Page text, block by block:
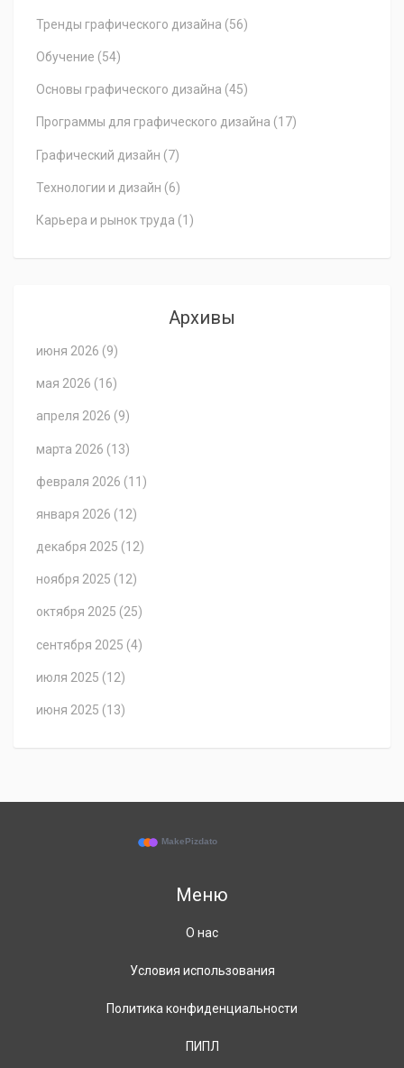
Тренды графического дизайна (56)
Обучение (54)
Основы графического дизайна (45)
Программы для графического дизайна (17)
Графический дизайн (7)
Технологии и дизайн (6)
Карьера и рынок труда (1)
Архивы
июня 2026 (9)
мая 2026 (16)
апреля 2026 (9)
марта 2026 (13)
февраля 2026 (11)
января 2026 (12)
декабря 2025 (12)
ноября 2025 (12)
октября 2025 (25)
сентября 2025 (4)
июля 2025 (12)
июня 2025 (13)
Меню
О нас
Условия использования
Политика конфиденциальности
ПИПЛ